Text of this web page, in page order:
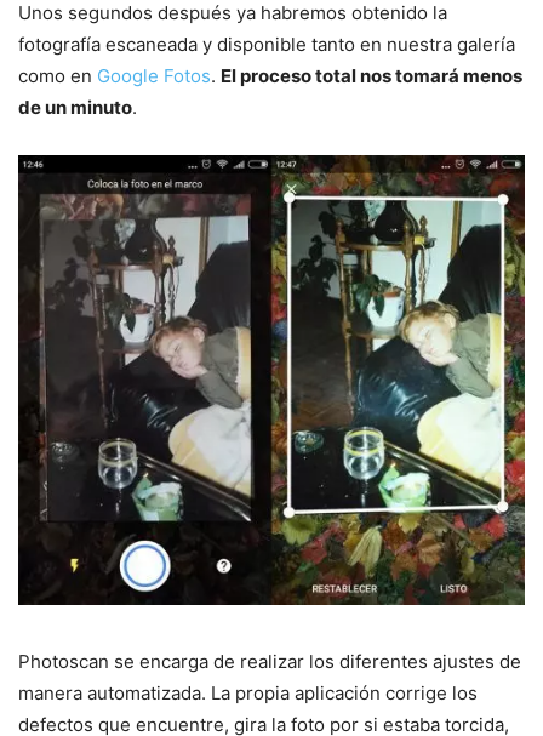
Unos segundos después ya habremos obtenido la
fotografía escaneada y disponible tanto en nuestra galería
como en Google Fotos. El proceso total nos tomará menos
de un minuto.
Photoscan se encarga de realizar los diferentes ajustes de
manera automatizada. La propia aplicación corrige los
defectos que encuentre, gira la foto por si estaba torcida,